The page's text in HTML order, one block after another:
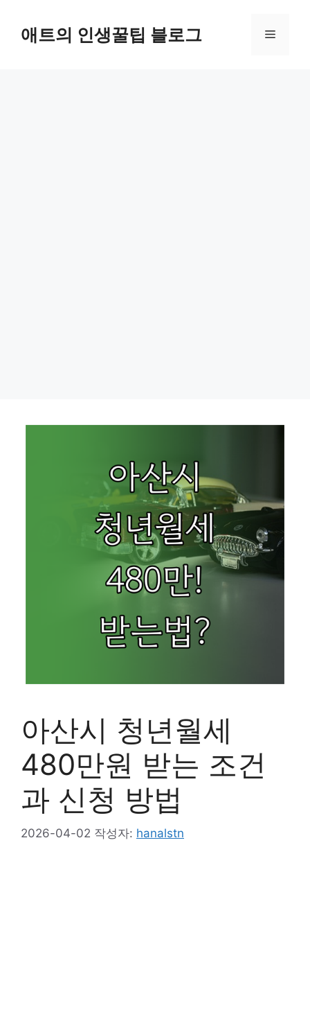
애트의 인생꿀팁 블로그 메
아산시 청년월세
480만원 받는 조건
과 신청 방법
2026-04-02 작성자: hanalstn